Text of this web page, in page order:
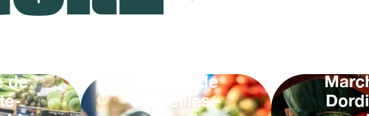
de
Marché de
Corbeilles -